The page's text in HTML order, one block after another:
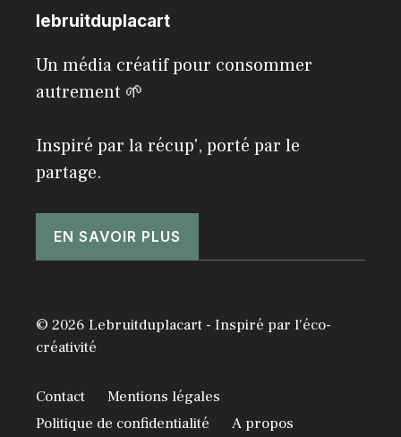
lebruitduplacart
Un média créatif pour consommer
autrement 🌱
Inspiré par la récup', porté par le
partage.
EN SAVOIR PLUS
© 2026 Lebruitduplacart - Inspiré par l'éco-
créativité
Contact
Mentions légales
Politique de confidentialité
A propos